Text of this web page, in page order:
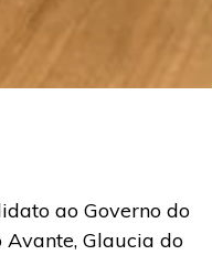
ao Governo do
Glaucia do